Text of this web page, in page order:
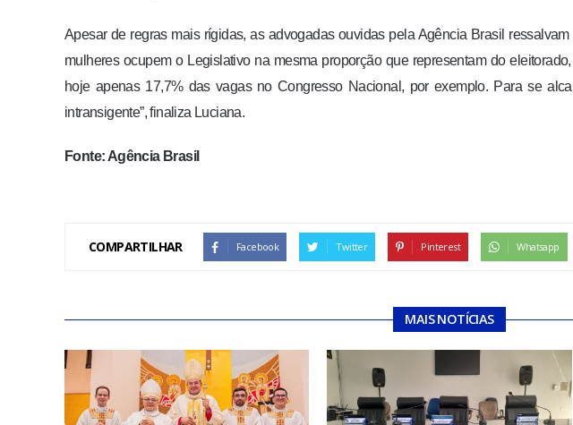
Apesar de regras mais rígidas, as advogadas ouvidas pela Agência Brasil
mulheres ocupem o Legislativo na mesma proporção que representam do
hoje apenas 17,7% das vagas no Congresso Nacional, por exemplo. Para se
intransigente”, finaliza Luciana.
Fonte: Agência Brasil
COMPARTILHAR Facebook Twitter Pinterest Whatsapp
MAIS NOTÍCIAS